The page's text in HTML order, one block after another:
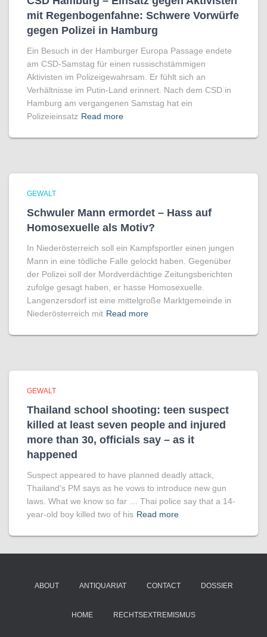
mit Regenbogen­fahne: Schwere Vorwürfe
gegen Polizei in Hamburg
Ein Besuch in der Hamburger Europa Passage endete
am CSD-Samstag für einen russischstämmigen
Aktivisten im Polizeigewahrsam. Er fühlt sich an
Verhältnisse im Putin-Land erinnert. Nach dem CSD in
Hamburg am vergangenen Samstag hat ein
Polizeieinsatz Read more
GEWALT
Schwuler Mann ermordet – Hass auf
Homo­sexuelle als Motiv?
In Niederösterreich soll ein Kampfsportler einen jungen
Mann in eine tödliche Falle gelockt haben. Gegenüber
der Polizei soll der Mordverdächtige Zeitungsberichten
zufolge gesagt haben, er hasse Homosexuelle.
Langenzersdorf ist eine mittelgroße Marktgemeinde in
Niederösterreich mit Read more
GEWALT
Thailand school shooting: teen suspect
killed at least seven people and injured
more than 30, officials say – as it
happened
Suspect appeared to have planned deadly attack,
Thailand’s PM says as he vows to introduce new gun
laws. What we know so far … Thai police say that a 14-
year-old boy killed two of his Read more
ABOUT ANTIQUARIAT CONTACT DOSSIER
HOME RECHTSEXTREMISMUS